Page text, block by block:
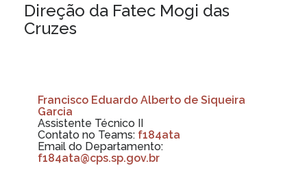
Direção da Fatec Mogi das
Cruzes
Francisco Eduardo Alberto de Siqueira
Garcia
Assistente Técnico II
Contato no Teams: f184ata
Email do Departamento:
f184ata@cps.sp.gov.br